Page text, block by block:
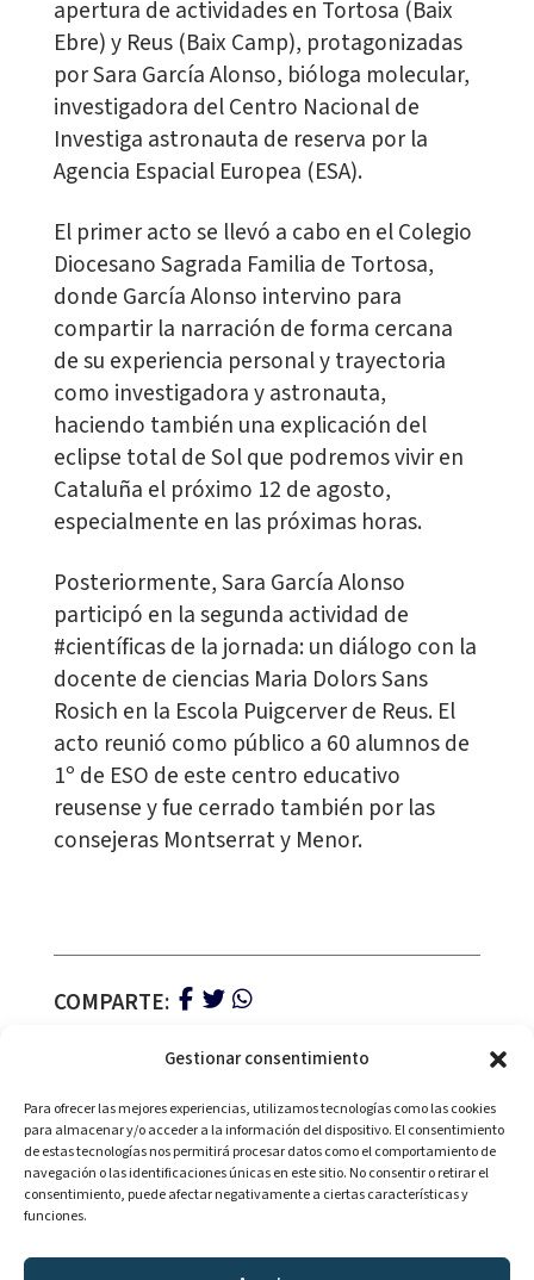
Gestionar consentimiento
Para ofrecer las mejores experiencias, utilizamos tecnologías como las cookies
para almacenar y/o acceder a la información del dispositivo. El consentimiento
de estas tecnologías nos permitirá procesar datos como el comportamiento de
navegación o las identificaciones únicas en este sitio. No consentir o retirar el
consentimiento, puede afectar negativamente a ciertas características y
funciones.
apertura de actividades en Tortosa (Baix
Ebre) y Reus (Baix Camp), protagonizadas
por Sara García Alonso, bióloga molecular,
investigadora del Centro Nacional de
Investiga astronauta de reserva por la
Agencia Espacial Europea (ESA).
El primer acto se llevó a cabo en el Colegio
Diocesano Sagrada Familia de Tortosa,
donde García Alonso intervino para
compartir la narración de forma cercana
de su experiencia personal y trayectoria
como investigadora y astronauta,
haciendo también una explicación del
eclipse total de Sol que podremos vivir en
Cataluña el próximo 12 de agosto,
especialmente en las próximas horas.
Posteriormente, Sara García Alonso
participó en la segunda actividad de
#científicas de la jornada: un diálogo con la
docente de ciencias Maria Dolors Sans
Rosich en la Escola Puigcerver de Reus. El
acto reunió como público a 60 alumnos de
1º de ESO de este centro educativo
reusense y fue cerrado también por las
consejeras Montserrat y Menor.
COMPARTE:
Con la colaboración de: